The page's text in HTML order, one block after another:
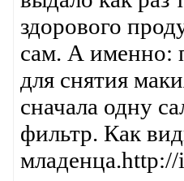
здорового
сам. А именно:
для снятия
сначала одну
фильтр. Как